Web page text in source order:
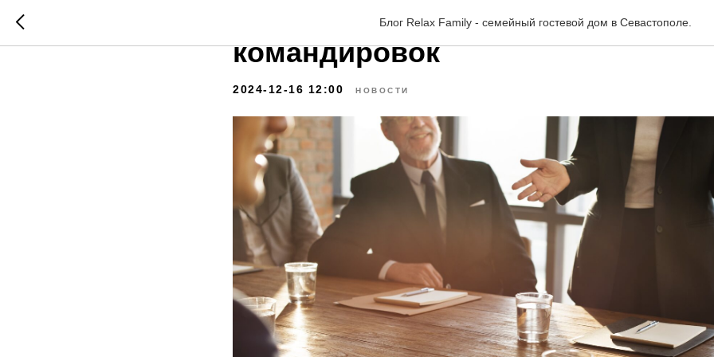
Блог Relax Family - семейный гостевой дом в Севастополе.
Relax Family для деловых
командировок
2024-12-16 12:00 НОВОСТИ